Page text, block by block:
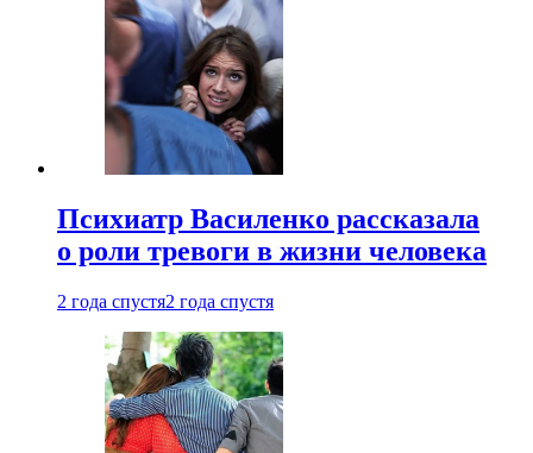
Психиатр Василенко рассказала
о роли тревоги в жизни человека
2 года спустя2 года спустя